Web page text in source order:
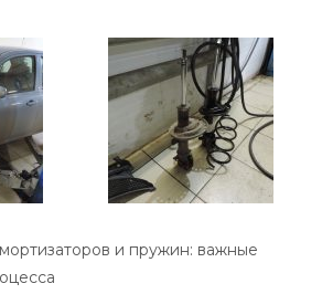
и пружин: важные